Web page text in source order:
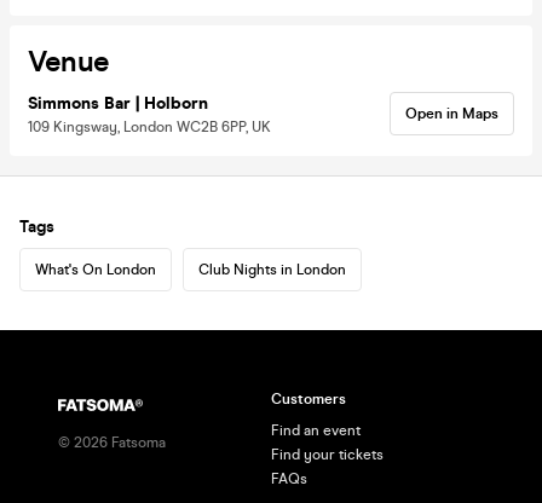
Venue
Simmons Bar | Holborn
109 Kingsway, London WC2B 6PP, UK
Open in Maps
Tags
What's On London Club Nights in London
© 2026 Fatsoma
Customers
Find an event
Find your tickets
FAQs